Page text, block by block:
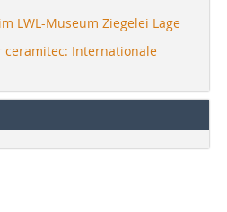
LWL-Museum Ziegelei Lage
Internationale